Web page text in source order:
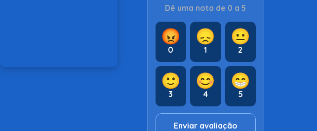
Dê uma nota de 0 a 5
😡
0
😞
1
😐
2
🙂
3
😊
4
😁
5
Enviar avaliação